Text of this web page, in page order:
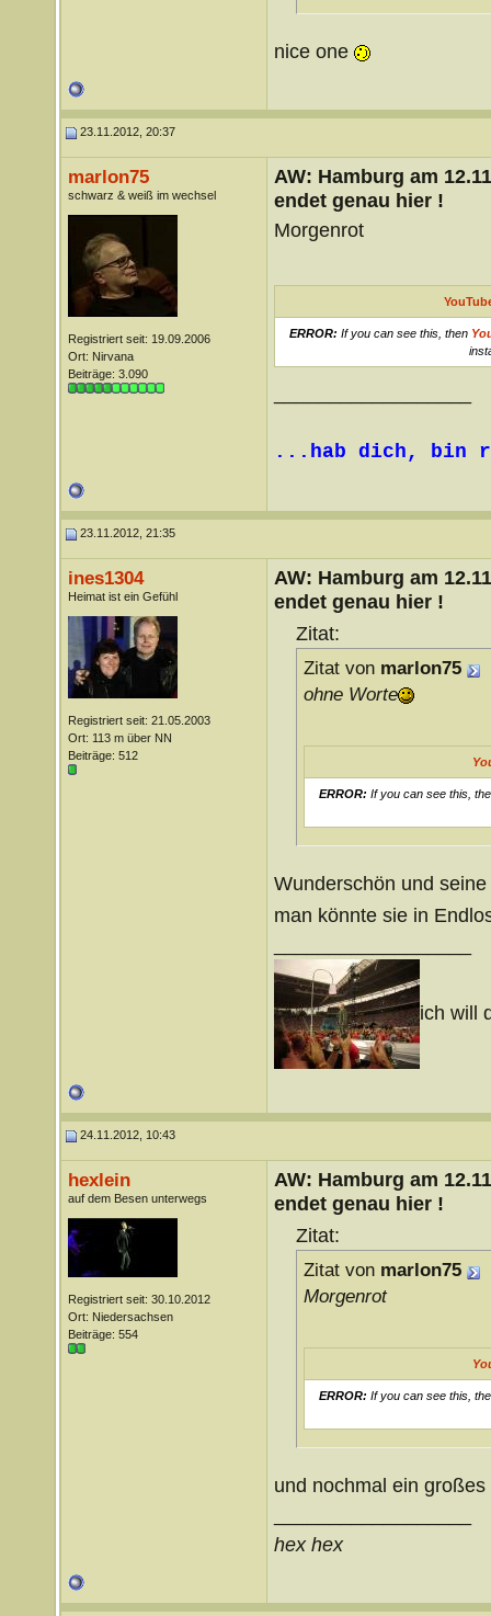
nice one
23.11.2012, 20:37
marlon75
schwarz & weiß im wechsel
Registriert seit: 19.09.2006
Ort: Nirvana
Beiträge: 3.090
AW: Hamburg am
endet genau hier !
Morgenrot
ERROR: If you can see this, then
...hab dich, bin
23.11.2012, 21:35
ines1304
Heimat ist ein Gefühl
Registriert seit: 21.05.2003
Ort: 113 m über NN
Beiträge: 512
AW: Hamburg am
endet genau hier !
Zitat:
Zitat von marlon75
ohne Worte
ERROR: If you can see this,
Wunderschön und
man könnte sie in
ich will
24.11.2012, 10:43
hexlein
auf dem Besen unterwegs
Registriert seit: 30.10.2012
Ort: Niedersachsen
Beiträge: 554
AW: Hamburg am
endet genau hier !
Zitat:
Zitat von marlon75
Morgenrot
ERROR: If you can see this,
und nochmal ein
hex hex